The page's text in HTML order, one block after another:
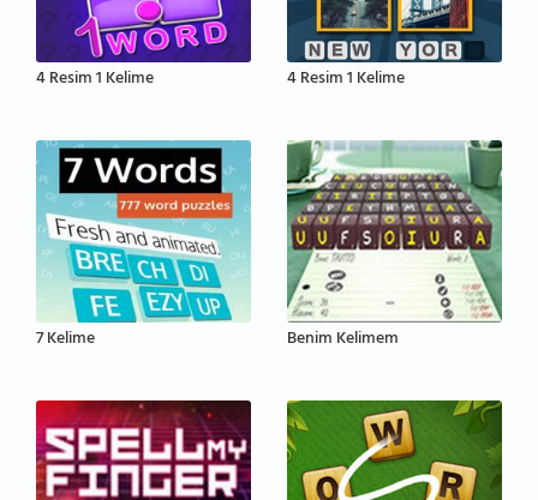
4 Resim 1 Kelime 4 Resim 1 Kelime
7 Kelime Benim Kelimem